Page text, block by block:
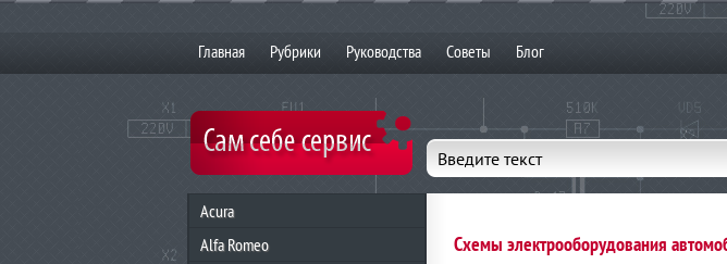
Главная Рубрики Руководства Советы Блог
Acura
Alfa Romeo
Введите текст
Схемы электрооборудования